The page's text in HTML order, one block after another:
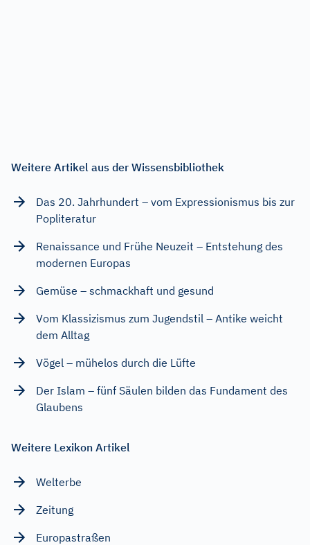
Weitere Artikel aus der Wissensbibliothek
Das 20. Jahrhundert – vom Expressionismus bis zur
Popliteratur
Renaissance und Frühe Neuzeit – Entstehung des
modernen Europas
Gemüse – schmackhaft und gesund
Vom Klassizismus zum Jugendstil – Antike weicht
dem Alltag
Vögel – mühelos durch die Lüfte
Der Islam – fünf Säulen bilden das Fundament des
Glaubens
Weitere Lexikon Artikel
Welterbe
Zeitung
Europastraßen